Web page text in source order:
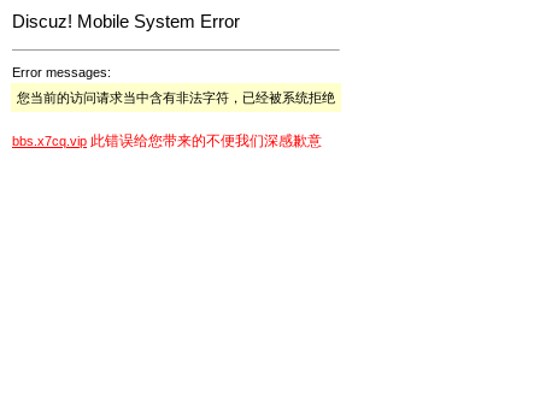
Discuz! Mobile System Error
Error messages:
您当前的访问请求当中含有非法字符，已经被系统拒绝
bbs.x7cq.vip 此错误给您带来的不便我们深感歉意